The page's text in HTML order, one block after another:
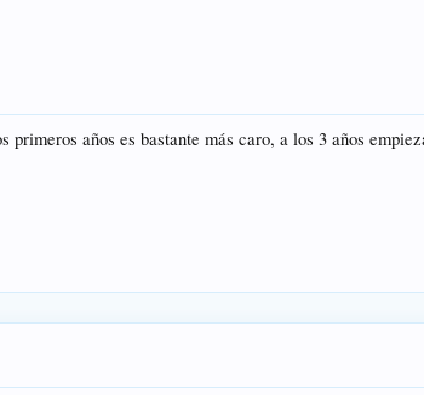
años es bastante más caro, a los 3 años